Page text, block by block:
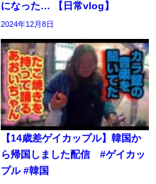
になった… 【日常vlog】
2024年12月8日
【14歳差ゲイカップル】韓国か
ら帰国しました配信 #ゲイカッ
プル #韓国